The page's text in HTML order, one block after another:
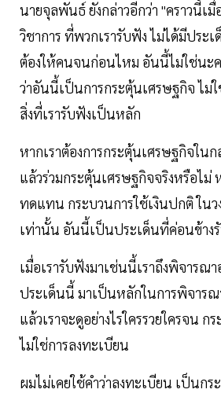
นายจุลพันธ์ ยังกล่าวอีกว่า "คราวนี้เมื่
วิชาการ ที่พวกเรารับฟัง ไม่ได้มีประเ
ต้องให้คนจนก่อนไหม อันนี้ไม่ใช่นะค
ว่าอันนี้เป็นการกระตุ้นเศรษฐกิจ ไม่ใ
สิ่งที่เรารับฟังเป็นหลัก
หากเราต้องการกระตุ้นเศรษฐกิจใน
แล้วร่วมกระตุ้นเศรษฐกิจจริงหรือไม่
ทดแทน กระบวนการใช้เงินปกติ ในว
เท่านั้น อันนี้เป็นประเด็นที่ค่อนข้าง
เมื่อเรารับฟังมาเช่นนี้เราถึงพิจารณา
ประเด็นนี้ มาเป็นหลักในการพิจาร
แล้วเราจะดูอย่างไรใครรวยใครจน ก
ไม่ใช่การลงทะเบียน
ผมไม่เคยใช้คำว่าลงทะเบียน เป็นกร